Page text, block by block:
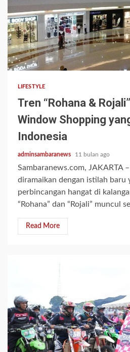
2 min read
LIFESTYLE
Tren “Rohana &
Window Shopping
Indonesia
adminsambaranews 11 bulan ago
Sambaranews.com, JAKARTA
diramaikan dengan istilah baru
perbincangan hangat di
“Rohana” dan “Rojali” muncul
Read More